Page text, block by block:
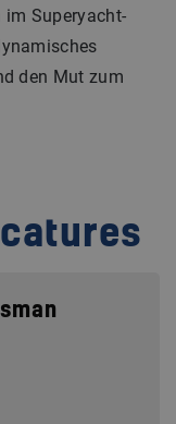
Superyacht-
den Mut zum